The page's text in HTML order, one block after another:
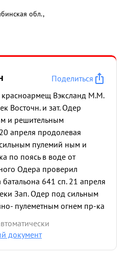
обл.,
Поделиться
красноармещ Вэксланд М.М.
Восточн. и зат. Одер
и решительным
апреля продолевая
пулемий ным и
по поясь в воде от
Одера проверил
641 сп. 21 апреля
Зап. Одер под сильным
пулеметным огнем пр-ка
на западный берег р.
Вскочив в транции по
документ